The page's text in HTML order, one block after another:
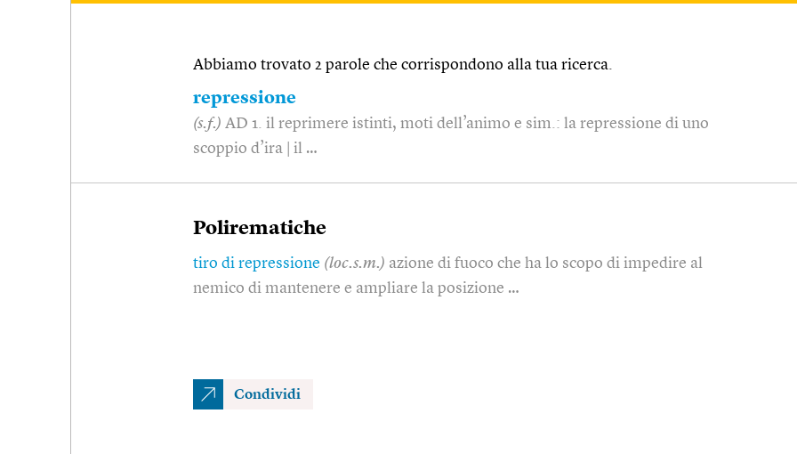
Abbiamo trovato 2 parole che corrispondono alla tua ricerca.
repressione
(s.f.) AD 1. il reprimere istinti, moti dell’animo e sim.: la repressione di uno
scoppio d’ira | il …
Polirematiche
tiro di repressione (loc.s.m.) azione di fuoco che ha lo scopo di impedire al
nemico di mantenere e ampliare la posizione …
Condividi